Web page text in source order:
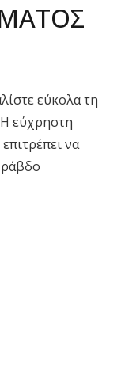
εύκολα τη
εύχρηστη
να
ράβδο